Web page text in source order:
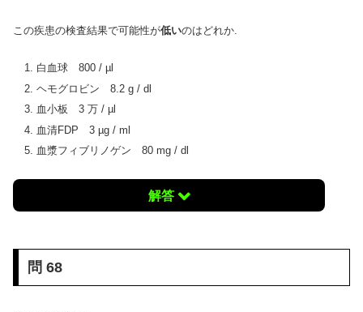
この疾患の検査結果で可能性が低いのはどれか.
白血球 800 / µl
ヘモグロビン 8.2 g / dl
血小板 3 万 / µl
血清FDP 3 µg / ml
血漿フィブリノゲン 80 mg / dl
解答
問 68